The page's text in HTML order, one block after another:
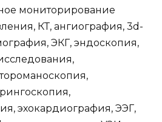
мониторирование
КТ, ангиография, 3d-
ЭКГ, эндоскопия,
эхокардиография, ЭЭГ,